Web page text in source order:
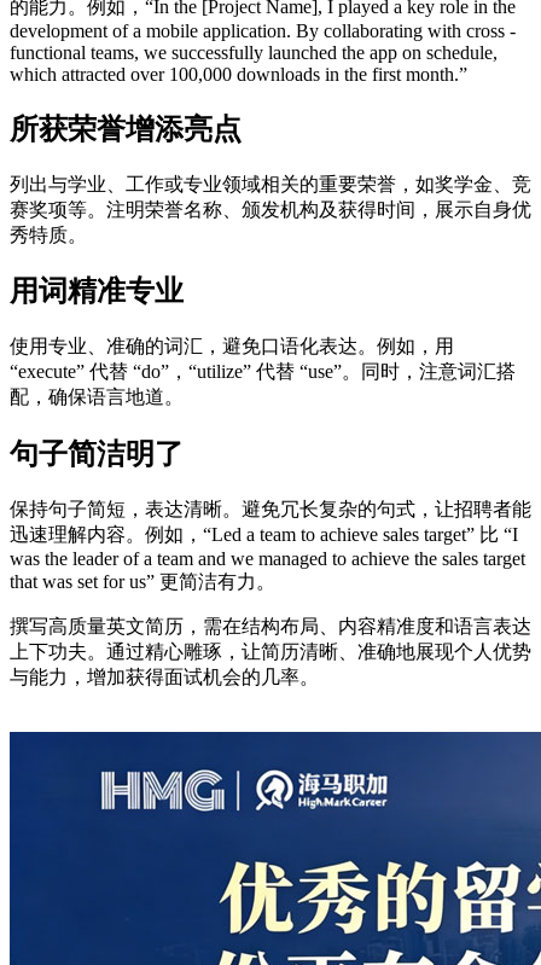
的能力。例如，“In the [Project Name], I played a key role in the
development of a mobile application. By collaborating with cross -
functional teams, we successfully launched the app on schedule,
which attracted over 100,000 downloads in the first month.”
所获荣誉增添亮点
列出与学业、工作或专业领域相关的重要荣誉，如奖学金、竞
赛奖项等。注明荣誉名称、颁发机构及获得时间，展示自身优
秀特质。
用词精准专业
使用专业、准确的词汇，避免口语化表达。例如，用
“execute” 代替 “do”，“utilize” 代替 “use”。同时，注意词汇搭
配，确保语言地道。
句子简洁明了
保持句子简短，表达清晰。避免冗长复杂的句式，让招聘者能
迅速理解内容。例如，“Led a team to achieve sales target” 比 “I
was the leader of a team and we managed to achieve the sales target
that was set for us” 更简洁有力。
撰写高质量英文简历，需在结构布局、内容精准度和语言表达
上下功夫。通过精心雕琢，让简历清晰、准确地展现个人优势
与能力，增加获得面试机会的几率。